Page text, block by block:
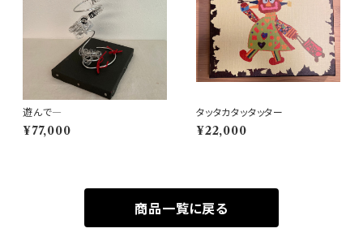
遊んで―
¥77,000
タッタカタッタッター
¥22,000
商品一覧に戻る